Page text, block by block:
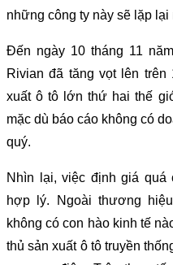
những công ty này sẽ lặp lại
Đến ngày 10 tháng 11
Rivian đã tăng vọt lên
xuất ô tô lớn thứ hai thế
mặc dù báo cáo không có
quý.
Nhìn lại, việc định giá quá
hợp lý. Ngoài thương
không có con hào kinh tế
thủ sản xuất ô tô truyền